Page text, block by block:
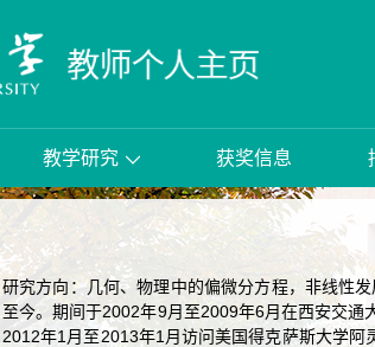
教学研究 获奖信息
研究方向：几何、物理中的偏微分方程，非线性
至今。期间于2002年9月至2009年6月在西安交通
2012年1月至2013年1月访问美国得克萨斯大学